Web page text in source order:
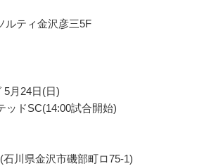
ルティ金沢彦三5F
5月24日(日)
ッドSC(14:00試合開始)
川県金沢市磯部町ロ75-1)